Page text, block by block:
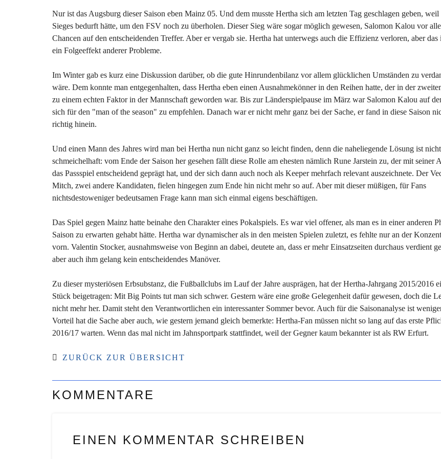
Nur ist das Augsburg dieser Saison eben Mainz 05. Und dem musste Hertha sich am letzten Tag geschlagen geben, weil
Sieges bedurft hätte, um den FSV noch zu überholen. Dieser Sieg wäre sogar möglich gewesen, Salomon Kalou vor
Chancen auf den entscheidenden Treffer. Aber er vergab sie. Hertha hat unterwegs auch die Effizienz verloren, aber das
ein Folgeeffekt anderer Probleme.
Im Winter gab es kurz eine Diskussion darüber, ob die gute Hinrundenbilanz vor allem glücklichen Umständen zu
wäre. Dem konnte man entgegenhalten, dass Hertha eben einen Ausnahmekönner in den Reihen hatte, der in der
zu einem echten Faktor in der Mannschaft geworden war. Bis zur Länderspielpause im März war Salomon Kalou auf
sich für den "man of the season" zu empfehlen. Danach war er nicht mehr ganz bei der Sache, er fand in diese Saison
richtig hinein.
Und einen Mann des Jahres wird man bei Hertha nun nicht ganz so leicht finden, denn die naheliegende Lösung ist nicht
schmeichelhaft: vom Ende der Saison her gesehen fällt diese Rolle am ehesten nämlich Rune Jarstein zu, der mit seiner
das Passspiel entscheidend geprägt hat, und der sich dann auch noch als Keeper mehrfach relevant auszeichnete. Der
Mitch, zwei andere Kandidaten, fielen hingegen zum Ende hin nicht mehr so auf. Aber mit dieser müßigen, für Fans
nichtsdestoweniger bedeutsamen Frage kann man sich einmal eigens beschäftigen.
Das Spiel gegen Mainz hatte beinahe den Charakter eines Pokalspiels. Es war viel offener, als man es in einer anderen
Saison zu erwarten gehabt hätte. Hertha war dynamischer als in den meisten Spielen zuletzt, es fehlte nur an der
vorn. Valentin Stocker, ausnahmsweise von Beginn an dabei, deutete an, dass er mehr Einsatzseiten durchaus verdient
aber auch ihm gelang kein entscheidendes Manöver.
Zu dieser mysteriösen Erbsubstanz, die Fußballclubs im Lauf der Jahre ausprägen, hat der Hertha-Jahrgang 2015/2016
Stück beigetragen: Mit Big Points tut man sich schwer. Gestern wäre eine große Gelegenheit dafür gewesen, doch die
nicht mehr her. Damit steht den Verantwortlichen ein interessanter Sommer bevor. Auch für die Saisonanalyse ist
Vorteil hat die Sache aber auch, wie gestern jemand gleich bemerkte: Hertha-Fan müssen nicht so lang auf das erste
2016/17 warten. Wenn das mal nicht im Jahnsportpark stattfindet, weil der Gegner kaum bekannter ist als RW Erfurt.
ZURÜCK ZUR ÜBERSICHT
KOMMENTARE
EINEN KOMMENTAR SCHREIBEN